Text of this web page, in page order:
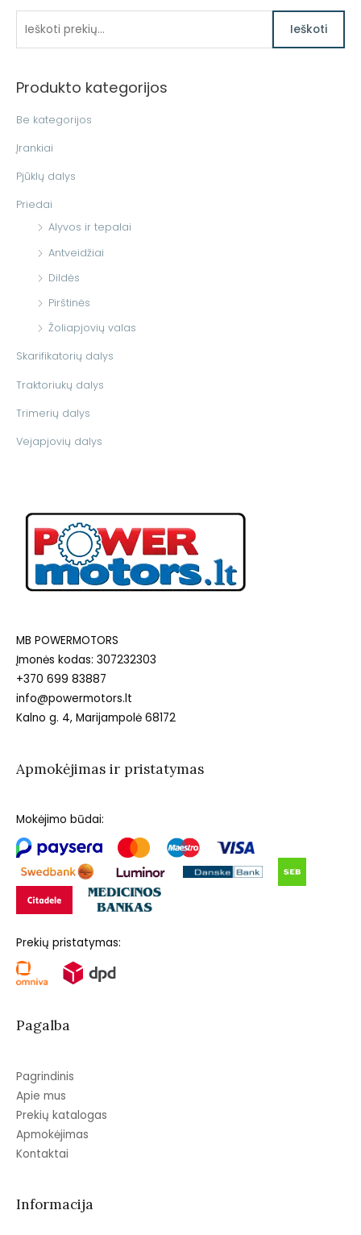
k
i
Ieškoti
Produkto kategorijos
Be kategorijos
Įrankiai
Pjūklų dalys
Priedai
Alyvos ir tepalai
Antveidžiai
Dildės
Pirštinės
Žoliapjovių valas
Skarifikatorių dalys
Traktoriukų dalys
Trimerių dalys
Vejapjovių dalys
MB POWERMOTORS
Įmonės kodas: 307232303
+370 699 83887
info@powermotors.lt
Kalno g. 4, Marijampolė 68172
Apmokėjimas ir pristatymas
Mokėjimo būdai:
Prekių pristatymas:
Pagalba
Pagrindinis
Apie mus
Prekių katalogas
Apmokėjimas
Kontaktai
Informacija